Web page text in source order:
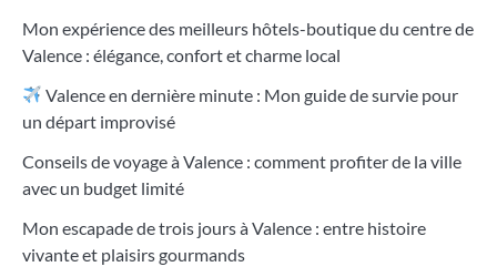
Mon expérience des meilleurs hôtels-boutique du centre de
Valence : élégance, confort et charme local
Valence en dernière minute : Mon guide de survie pour
un départ improvisé
Conseils de voyage à Valence : comment profiter de la ville
avec un budget limité
Mon escapade de trois jours à Valence : entre histoire
vivante et plaisirs gourmands